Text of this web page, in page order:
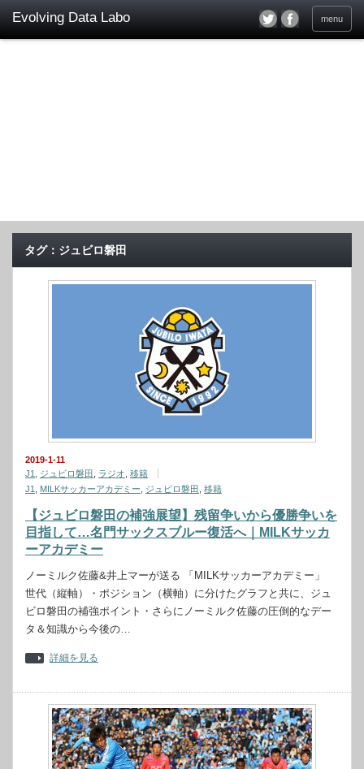
menu
タグ：ジュビロ磐田
2019-1-11
J1
ジュビロ磐田 ラジオ 移籍
J1
MILKサッカーアカデミー ジュビロ磐田 移籍
【ジュビロ磐田の補強展望】残留争いから優勝争いを
目指して…名門サックスブルー復活へ｜MILKサッカ
ーアカデミー
ノーミルク佐藤&井上マーが送る 「MILKサッカーアカデミー」
世代（縦軸）・ポジション（横軸）に分けたグラフと共に、ジュ
ビロ磐田の補強ポイント・さらにノーミルク佐藤の圧倒的なデー
タ＆知識から今後の…
詳細を見る